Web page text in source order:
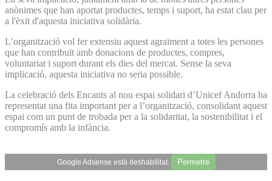
anònimes que han aportat productes, temps i suport, ha estat clau per
a l'èxit d'aquesta iniciativa solidària.
L’organització vol fer extensiu aquest agraïment a totes les persones
que han contribuït amb donacions de productes, compres,
voluntariat i suport durant els dies del mercat. Sense la seva
implicació, aquesta iniciativa no seria possible.
La celebració dels Encants al nou espai solidari d’Unicef Andorra ha
representat una fita important per a l’organització, consolidant aquest
espai com un punt de trobada per a la solidaritat, la sostenibilitat i el
compromís amb la infància.
Google Adsense està deshabilitat. Permetre